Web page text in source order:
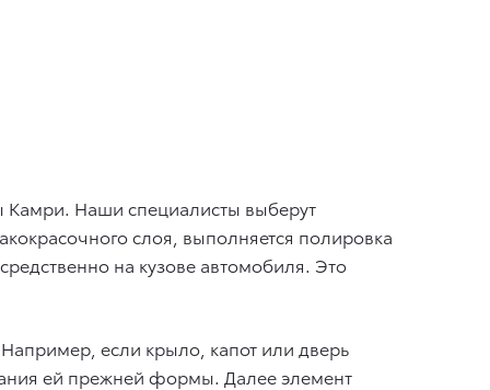
Камри. Наши специалисты выберут
слоя, выполняется полировка
на кузове автомобиля. Это
если крыло, капот или дверь
ей прежней формы. Далее элемент